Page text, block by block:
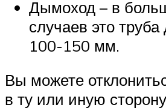
Дымоход – в
случаев это
100-150 мм.
Вы можете
в ту или иную